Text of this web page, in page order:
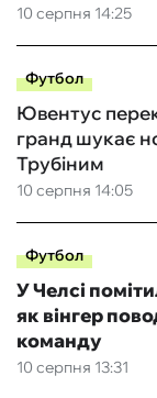
10 серпня 14:25
Футбол
10 серпня 14:05
Ювентус
гранд шукає
Трубіним
Футбол
10 серпня 13:31
У Челсі
як вінгер
команду